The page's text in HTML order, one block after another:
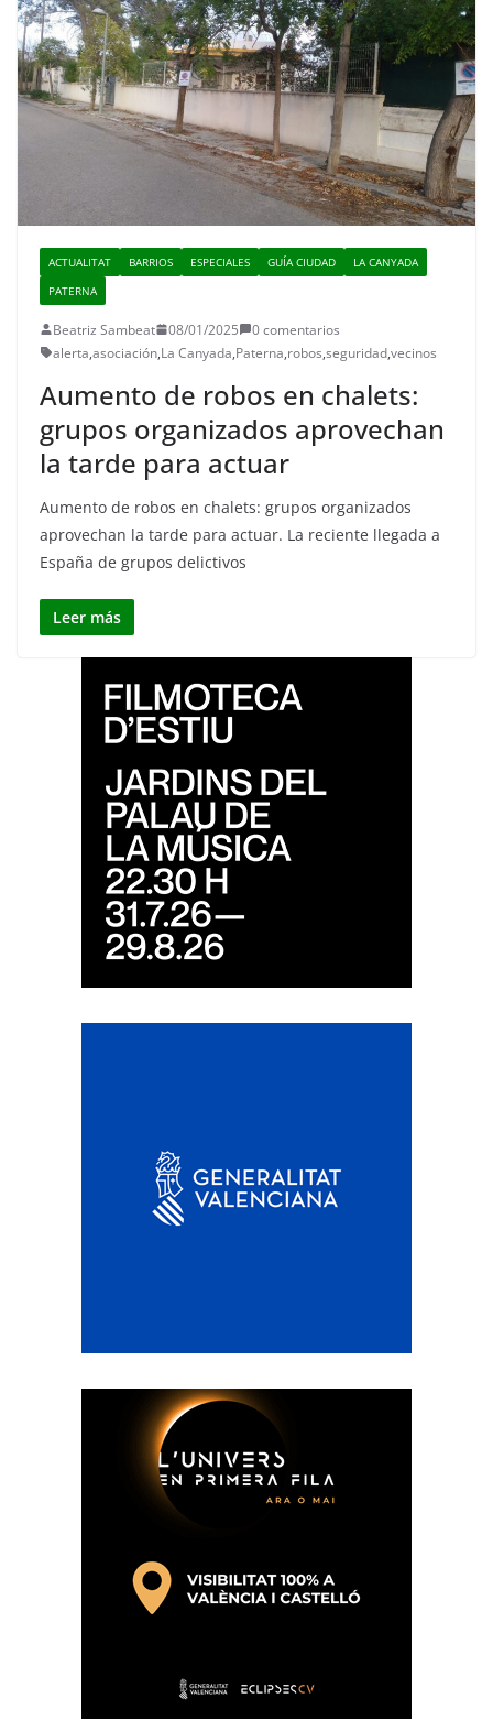
ACTUALITAT BARRIOS ESPECIALES GUÍA CIUDAD
LA CANYADA
PATERNA
Beatriz Sambeat 08/01/2025
0 comentarios
alerta,asociación,La Canyada,Paterna,robos,seguridad,vecinos
Aumento de robos en chalets:
grupos organizados aprovechan
la tarde para actuar
Aumento de robos en chalets: grupos organizados
aprovechan la tarde para actuar. La reciente llegada a
España de grupos delictivos
Leer más